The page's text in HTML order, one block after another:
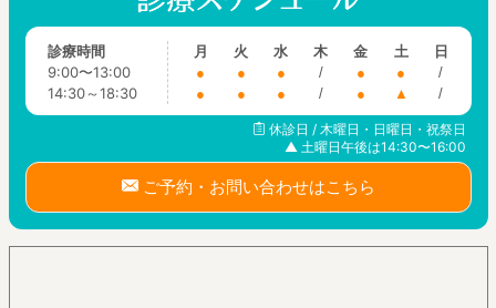
診療時間
9:00〜13:00
14:30～18:30
月
●
●
火
●
●
水
●
●
木
/
/
金
●
●
土
●
▲
日
/
/
休診日 / 木曜日・日曜日・祝祭日
▲ 土曜日午後は14:30〜16:00
ご予約・お問い合わせはこちら